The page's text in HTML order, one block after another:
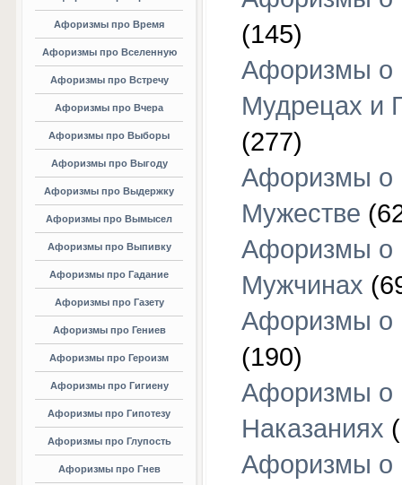
Афоризмы про Время
Афоризмы про Вселенную
Афоризмы про Встречу
Афоризмы про Вчера
Афоризмы про Выборы
Афоризмы про Выгоду
Афоризмы про Выдержку
Афоризмы про Вымысел
Афоризмы про Выпивку
Афоризмы про Гадание
Афоризмы про Газету
Афоризмы про Гениев
Афоризмы про Героизм
Афоризмы про Гигиену
Афоризмы про Гипотезу
Афоризмы про Глупость
Афоризмы про Гнев
(145)
Афоризмы о
Мудрецах и
(277)
Афоризмы о
Мужестве
Афоризмы о
Мужчинах
Афоризмы о
(190)
Афоризмы о
Наказаниях
Афоризмы о